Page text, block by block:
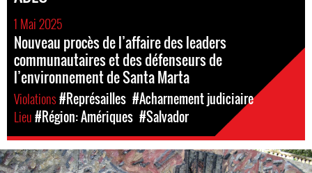
1 Mai 2025
Nouveau procès de l’affaire des leaders
communautaires et des défenseurs de
l’environnement de Santa Marta
Violations#Représailles #Acharnement judiciaire
Lieu#Région: Amériques #Salvador